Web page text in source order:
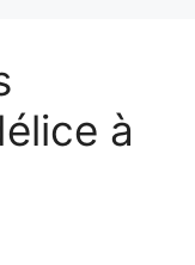
à